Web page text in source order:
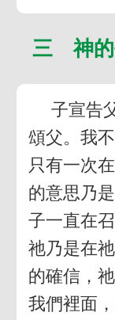
三 神的
子宣告
頌父。我
只有一次
的意思乃
子一直在
祂乃是在
的確信，
我們裡面